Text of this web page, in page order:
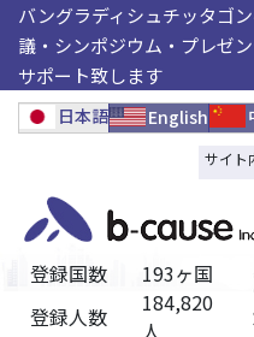
バングラディシュチッタゴ
議・シンポジウム・プレゼ
サポート致します